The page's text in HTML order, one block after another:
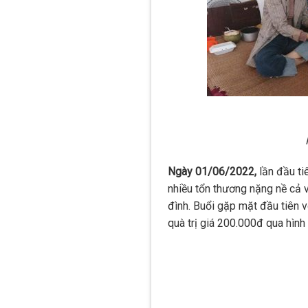
Ngày 01/06/2022, lần đầu
nhiều tổn thương nặng nề cả
đình. Buổi gặp mặt đầu tiên
quà trị giá 200.000đ qua